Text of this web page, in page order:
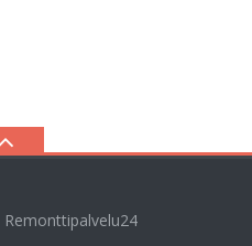
Remonttipalvelu24